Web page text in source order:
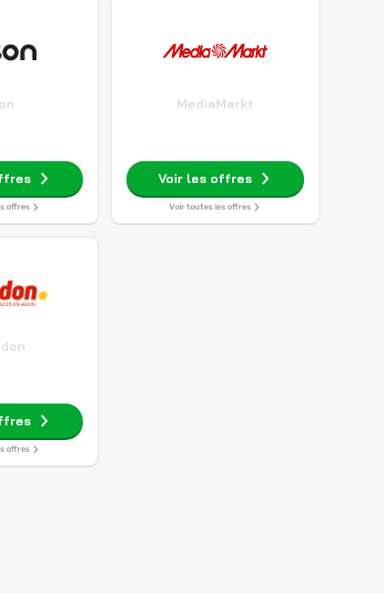
offres
MediaMarkt
Voir les offres
Voir toutes les offres
offres